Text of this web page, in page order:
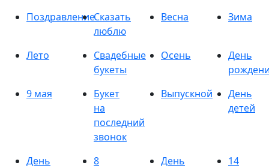
ПоздравлениеСказать
люблю
Весна Зима
Лето
Свадебные
букеты
Осень
День
9 мая
Букет
на
последний
звонок
Выпускной
День
детей
День
8
День
14